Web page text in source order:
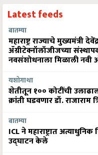
Latest feeds
बातम्या
महाराष्ट्र राज्याचे मुख्यमंत्री
ॲग्रीटेक्नॉलॉजीजच्या
नवसंशोधनाला मिळाली
यशोगाथा
शेतीतून १०० कोटींची
क्रांती घडवणार डॉ. राजाराम
बातम्या
ICL ने महाराष्ट्रात
उद्घाटन केले